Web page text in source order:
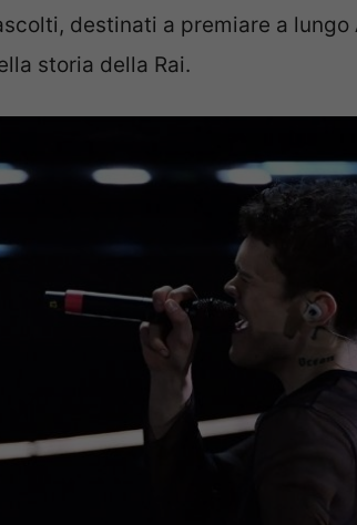
destinati a premiare a lungo
storia della Rai.